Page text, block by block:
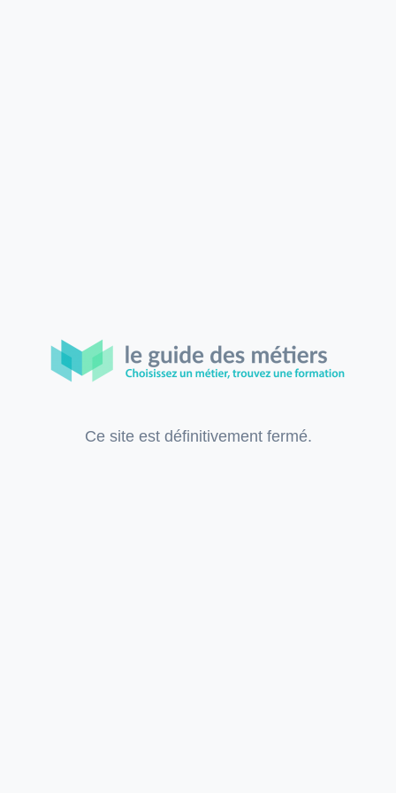
Ce site est définitivement fermé.